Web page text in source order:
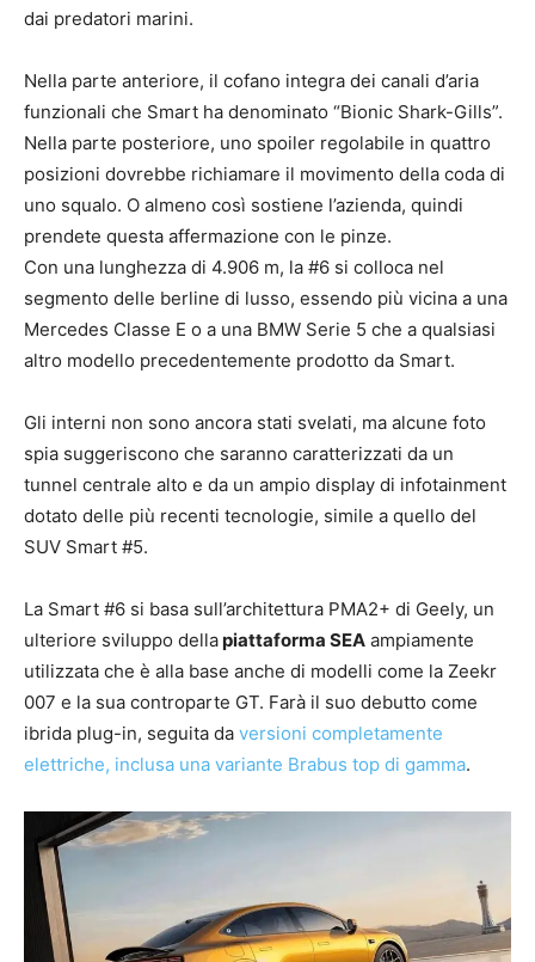
dai predatori marini.
Nella parte anteriore, il cofano integra dei canali d’aria
funzionali che Smart ha denominato “Bionic Shark-Gills”.
Nella parte posteriore, uno spoiler regolabile in quattro
posizioni dovrebbe richiamare il movimento della coda di
uno squalo. O almeno così sostiene l’azienda, quindi
prendete questa affermazione con le pinze.
Con una lunghezza di 4.906 m, la #6 si colloca nel
segmento delle berline di lusso, essendo più vicina a una
Mercedes Classe E o a una BMW Serie 5 che a qualsiasi
altro modello precedentemente prodotto da Smart.
Gli interni non sono ancora stati svelati, ma alcune foto
spia suggeriscono che saranno caratterizzati da un
tunnel centrale alto e da un ampio display di infotainment
dotato delle più recenti tecnologie, simile a quello del
SUV Smart #5.
La Smart #6 si basa sull’architettura PMA2+ di Geely, un
ulteriore sviluppo dellapiattaforma SEA ampiamente
utilizzata che è alla base anche di modelli come la Zeekr
007 e la sua controparte GT. Farà il suo debutto come
ibrida plug-in, seguita da versioni completamente
elettriche, inclusa una variante Brabus top di gamma.